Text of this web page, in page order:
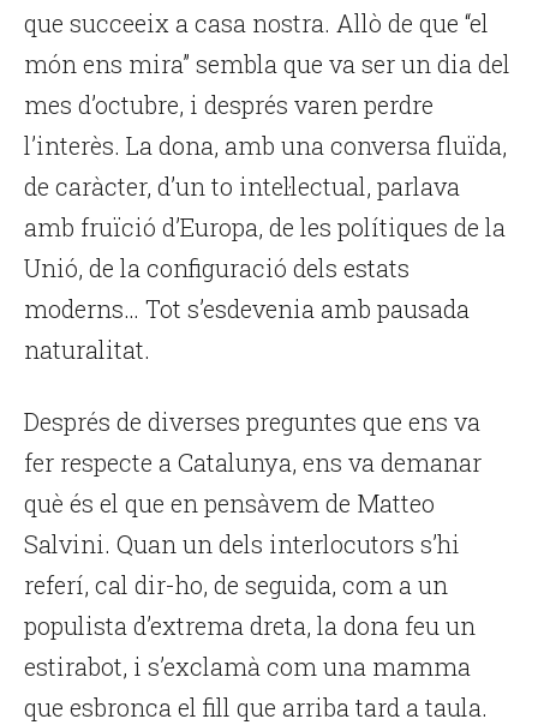
que succeeix a casa nostra. Allò de que “el
món ens mira” sembla que va ser un dia del
mes d’octubre, i després varen perdre
l’interès. La dona, amb una conversa fluïda,
de caràcter, d’un to intel·lectual, parlava
amb fruïció d’Europa, de les polítiques de la
Unió, de la configuració dels estats
moderns… Tot s’esdevenia amb pausada
naturalitat.
Després de diverses preguntes que ens va
fer respecte a Catalunya, ens va demanar
què és el que en pensàvem de Matteo
Salvini. Quan un dels interlocutors s’hi
referí, cal dir-ho, de seguida, com a un
populista d’extrema dreta, la dona feu un
estirabot, i s’exclamà com una mamma
que esbronca el fill que arriba tard a taula.